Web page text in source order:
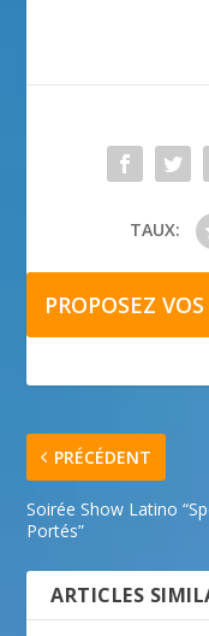
TAUX:
PROPOSEZ
PRÉCÉDENT
Soirée Show Latino
Portés”
ARTICLES